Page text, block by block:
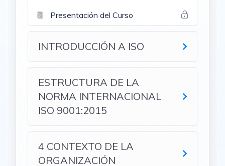
Presentación del Curso
INTRODUCCIÓN A ISO
ESTRUCTURA DE LA
NORMA INTERNACIONAL
ISO 9001:2015
4 CONTEXTO DE LA
ORGANIZACIÓN